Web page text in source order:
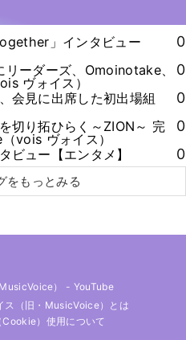
」インタビュー
0
リーダーズ、Omoinotake、
ヴォイス）
0
会見に出席した初出場組
0
切り拓ひらく～ZION～ 完
vois ヴォイス）
0
ビュー【エンタメ】 0
をもっとみる
） - YouTube
ス（旧・MusicVoice）とは
cookie）使用について